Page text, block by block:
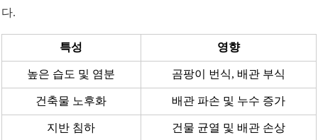
다.
특성 영향
높은 습도 및 염분 곰팡이 번식, 배관 부식
건축물 노후화 배관 파손 및 누수 증가
지반 침하 건물 균열 및 배관 손상